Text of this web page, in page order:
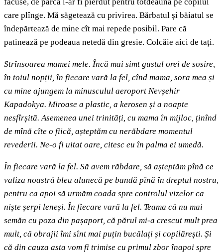
făcuse, de parcă l-ar fi pierdut pentru totdeauna pe copilul
care plînge. Mă săgetează cu privirea. Bărbatul și băiatul se
îndepărtează de mine cît mai repede posibil. Pare că
patinează pe podeaua netedă din gresie. Colcăie aici de tați.
Strînsoarea mamei mele. Încă mai simt gustul orei de sosire,
în toiul nopții, în fiecare vară la fel, cînd mama, sora mea și
cu mine ajungem la minusculul aeroport Nevșehir
Kapadokya. Miroase a plastic, a kerosen și a noapte
nesfîrșită. Asemenea unei trinități, cu mama în mijloc, ținînd
de mînă cîte o fiică, așteptăm cu nerăbdare momentul
revederii. Ne-o fi uitat oare, citesc eu în palma ei umedă.
În fiecare vară la fel. Să avem răbdare, să așteptăm pînă ce
valiza noastră bleu alunecă pe bandă pînă în dreptul nostru,
pentru ca apoi să urmăm coada spre controlul vizelor ca
niște șerpi leneși. În fiecare vară la fel. Teama că nu mai
semăn cu poza din pașaport, că părul mi-a crescut mult prea
mult, că obrajii îmi sînt mai puțin bucălați și copilărești. Și
că din cauza asta vom fi trimise cu primul zbor înapoi spre